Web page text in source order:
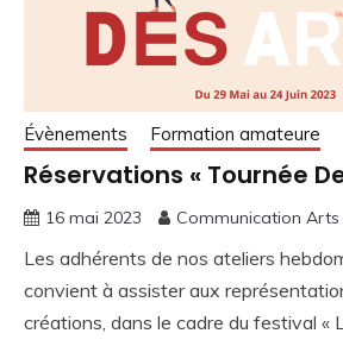
Évènements Formation amateure
Réservations « Tournée
16 mai 2023 Communication Arts
Les adhérents de nos ateliers
convient à assister aux
créations, dans le cadre du festival «